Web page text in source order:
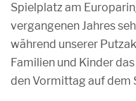
Spielplatz am
vergangenen Jahres
während unserer
Familien und Kinder
den Vormittag auf dem